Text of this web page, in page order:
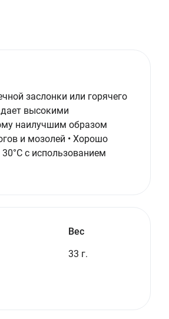
заслонки или горячего
высокими
наилучшим образом
и мозолей • Хорошо
с использованием
Вес
33 г.